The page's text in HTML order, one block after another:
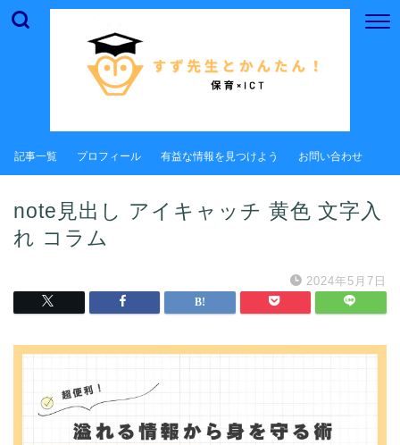
記事一覧 プロフィール 有益な情報を見つけよう お問い合わせ
note見出し アイキャッチ 黄色 文字入
れ コラム
2024年5月7日